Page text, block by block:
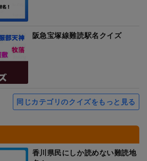
阪急宝塚線難読駅名クイズ
同じカテゴリのクイズをもっと見る
香川県民にしか読めない難読地